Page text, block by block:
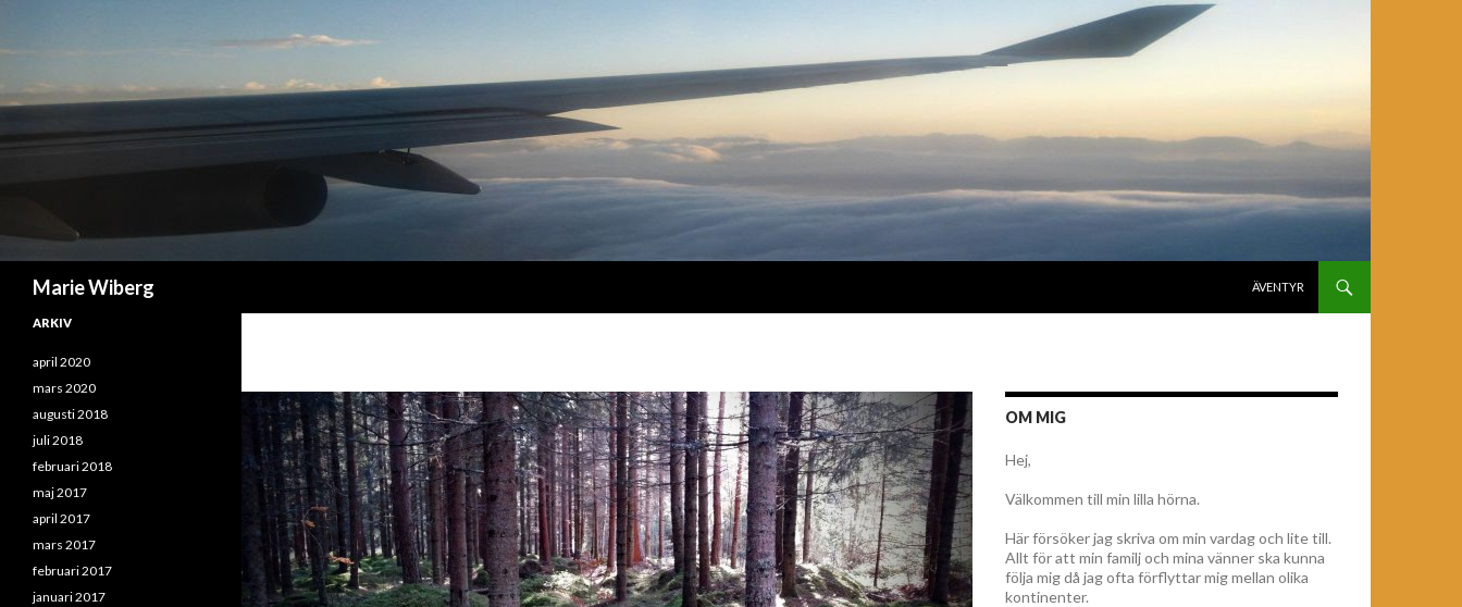
Marie Wiberg
ÄVENTYR
OM MIG
Hej,
Välkommen till min lilla hörna.
Här försöker jag skriva om min vardag och lite till.
Allt för att min familj och mina vänner ska kunna
följa mig då jag ofta förflyttar mig mellan olika
kontinenter.
ARKIV
april 2020
mars 2020
augusti 2018
juli 2018
februari 2018
maj 2017
april 2017
mars 2017
februari 2017
januari 2017